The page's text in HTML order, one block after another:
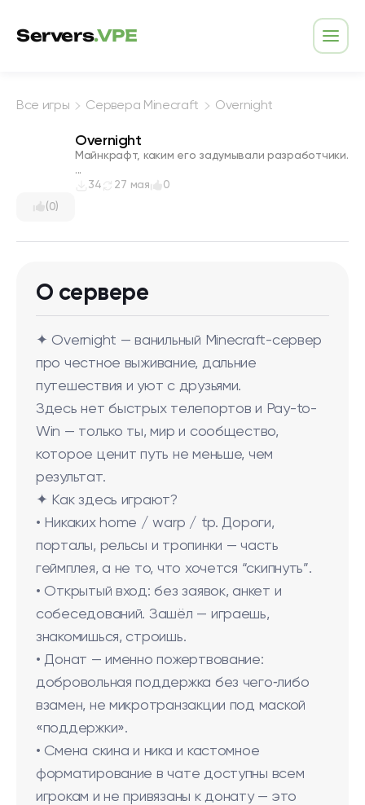
Servers.VPE
Все игры Сервера Minecraft Overnight
(0)
Overnight
Майнкрафт, каким его задумывали разработчики.
...
34
27 мая 0
О сервере
✦ Overnight — ванильный Minecraft-сервер
про честное выживание, дальние
путешествия и уют с друзьями.
Здесь нет быстрых телепортов и Pay-to-
Win — только ты, мир и сообщество,
которое ценит путь не меньше, чем
результат.
✦ Как здесь играют?
• Никаких home / warp / tp. Дороги,
порталы, рельсы и тропинки — часть
геймплея, а не то, что хочется “скипнуть”.
• Открытый вход: без заявок, анкет и
собеседований. Зашёл — играешь,
знакомишься, строишь.
• Донат — именно пожертвование:
добровольная поддержка без чего‑либо
взамен, не микротранзакции под маской
«поддержки».
• Смена скина и ника и кастомное
форматирование в чате доступны всем
игрокам и не привязаны к донату — это